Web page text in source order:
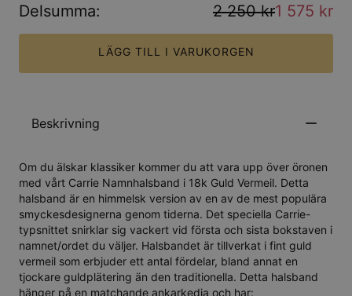
Delsumma: 2 250 kr1 575 kr
LÄGG TILL I VARUKORGEN
Beskrivning
Om du älskar klassiker kommer du att vara upp över öronen
med vårt Carrie Namnhalsband i 18k Guld Vermeil. Detta
halsband är en himmelsk version av en av de mest populära
smyckesdesignerna genom tiderna. Det speciella Carrie-
typsnittet snirklar sig vackert vid första och sista bokstaven i
namnet/ordet du väljer. Halsbandet är tillverkat i fint guld
vermeil som erbjuder ett antal fördelar, bland annat en
tjockare guldplätering än den traditionella. Detta halsband
hänger på en matchande ankarkedja och har: